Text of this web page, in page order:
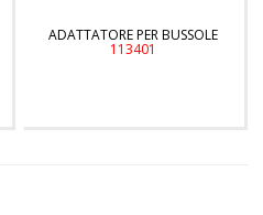
ADATTATORE PER BUSSOLE
113401